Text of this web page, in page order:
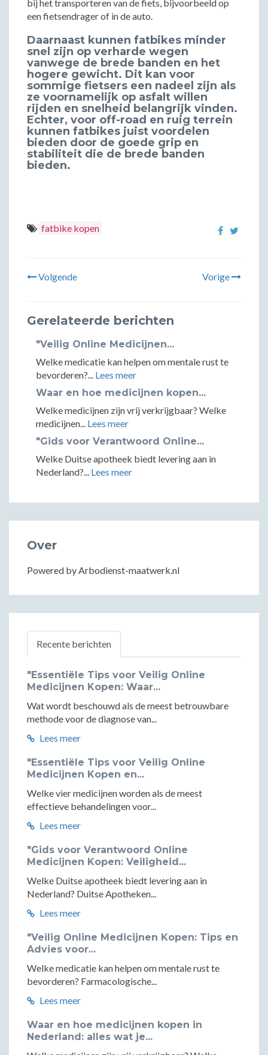
bij het transporteren van de fiets, bijvoorbeeld op
een fietsendrager of in de auto.
Daarnaast kunnen fatbikes minder
snel zijn op verharde wegen
vanwege de brede banden en het
hogere gewicht. Dit kan voor
sommige fietsers een nadeel zijn als
ze voornamelijk op asfalt willen
rijden en snelheid belangrijk vinden.
Echter, voor off-road en ruig terrein
kunnen fatbikes juist voordelen
bieden door de goede grip en
stabiliteit die de brede banden
bieden.
fatbike kopen
Volgende Vorige
Gerelateerde berichten
"Veilig Online Medicijnen...
Welke medicatie kan helpen om mentale rust te
bevorderen?... Lees meer
Waar en hoe medicijnen kopen...
Welke medicijnen zijn vrij verkrijgbaar? Welke
medicijnen... Lees meer
"Gids voor Verantwoord Online...
Welke Duitse apotheek biedt levering aan in
Nederland?... Lees meer
Over
Powered by Arbodienst-maatwerk.nl
Recente berichten
"Essentiële Tips voor Veilig Online
Medicijnen Kopen: Waar...
Wat wordt beschouwd als de meest betrouwbare
methode voor de diagnose van...
Lees meer
"Essentiële Tips voor Veilig Online
Medicijnen Kopen en...
Welke vier medicijnen worden als de meest
effectieve behandelingen voor...
Lees meer
"Gids voor Verantwoord Online
Medicijnen Kopen: Veiligheid...
Welke Duitse apotheek biedt levering aan in
Nederland? Duitse Apotheken...
Lees meer
"Veilig Online Medicijnen Kopen: Tips en
Advies voor...
Welke medicatie kan helpen om mentale rust te
bevorderen? Farmacologische...
Lees meer
Waar en hoe medicijnen kopen in
Nederland: alles wat je...